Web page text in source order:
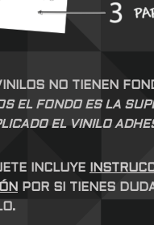
NO TIENEN
EL FONDO ES LA
EL VINILO
INCLUYE
POR SI TIENES